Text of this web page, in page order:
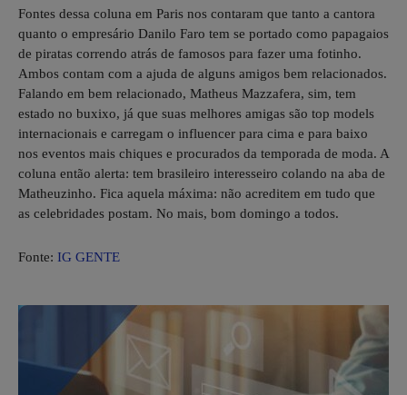
Fontes dessa coluna em Paris nos contaram que tanto a cantora
quanto o empresário Danilo Faro tem se portado como papagaios
de piratas correndo atrás de famosos para fazer uma fotinho.
Ambos contam com a ajuda de alguns amigos bem relacionados.
Falando em bem relacionado, Matheus Mazzafera, sim, tem
estado no buxixo, já que suas melhores amigas são top models
internacionais e carregam o influencer para cima e para baixo
nos eventos mais chiques e procurados da temporada de moda. A
coluna então alerta: tem brasileiro interesseiro colando na aba de
Matheuzinho. Fica aquela máxima: não acreditem em tudo que
as celebridades postam. No mais, bom domingo a todos.
Fonte: IG GENTE